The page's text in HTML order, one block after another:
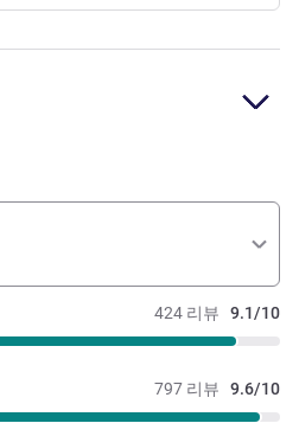
424 리뷰 9.1/10
797 리뷰 9.6/10